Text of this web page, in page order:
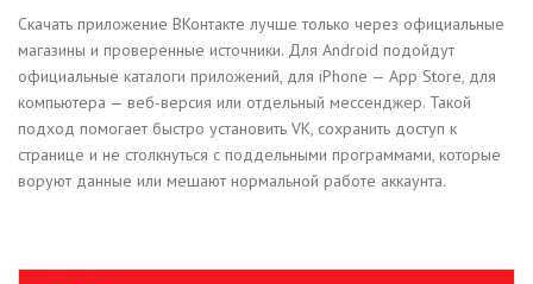
Скачать приложение ВКонтакте лучше только через официальные
магазины и проверенные источники. Для Android подойдут
официальные каталоги приложений, для iPhone — App Store, для
компьютера — веб-версия или отдельный мессенджер. Такой
подход помогает быстро установить VK, сохранить доступ к
странице и не столкнуться с поддельными программами, которые
воруют данные или мешают нормальной работе аккаунта.